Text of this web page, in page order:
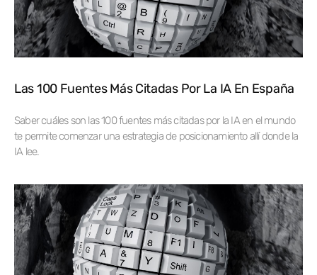
Las 100 Fuentes Más Citadas Por La IA En España
Saber cuáles son las 100 fuentes más citadas por la IA en el mundo
te permite comenzar una estrategia de posicionamiento allí donde la
IA lee.